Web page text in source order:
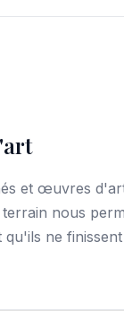
et œuvres
nous
qu'ils ne